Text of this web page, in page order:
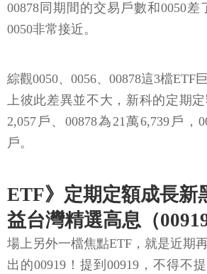
00878同期間的交易戶數和0050差
0050非常接近。
綜觀0050、0056、00878這3檔ETF
上彼此差異並不大，新科的定期定
2,057戶、00878為21萬6,739戶，
戶。
ETF》定期定額成長
益台灣精選高息（00919
場上另外一檔焦點ETF，就是近期
出的00919！提到00919，不得不